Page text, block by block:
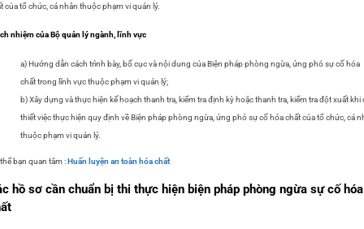
của tổ chức, cá nhân thuộc phạm vi quản lý.
nhiệm của Bộ quản lý ngành, lĩnh vực
a) Hướng dẫn cách trình bày, bố cục và nội dung của Biện pháp phòng ngừa, ứng phó sự cố hóa
chất trong lĩnh vực thuộc phạm vi quản lý;
b) Xây dựng và thực hiện kế hoạch thanh tra, kiểm tra định kỳ hoặc thanh tra, kiểm tra đột xuất khi
thiết việc thực hiện quy định về Biện pháp phòng ngừa, ứng phó sự cố hóa chất của tổ chức, cá
thuộc phạm vi quản lý.
bạn quan tâm :Huấn luyện an toàn hóa chất
hồ sơ cần chuẩn bị thi thực hiện biện pháp phòng ngừa sự cố hóa